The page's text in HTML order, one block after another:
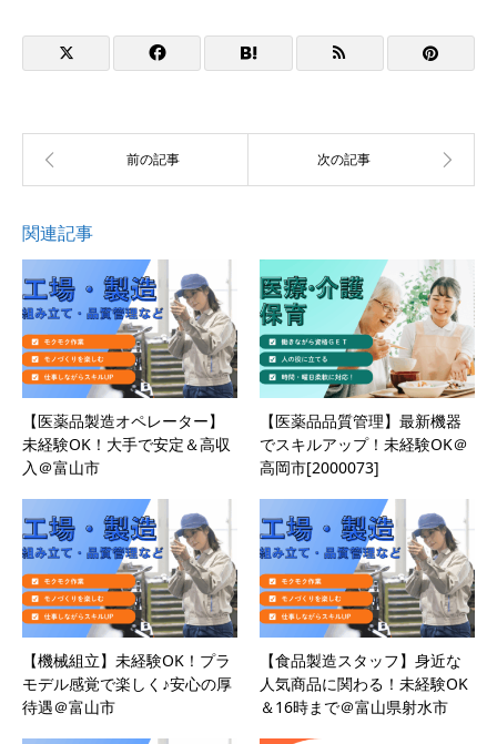
関連記事
【医薬品製造オペレーター】
未経験OK！大手で安定＆高収
入＠富山市
【医薬品品質管理】最新機器
でスキルアップ！未経験OK＠
高岡市[2000073]
【機械組立】未経験OK！プラ
モデル感覚で楽しく♪安心の厚
待遇＠富山市
【食品製造スタッフ】身近な
人気商品に関わる！未経験OK
＆16時まで＠富山県射水市